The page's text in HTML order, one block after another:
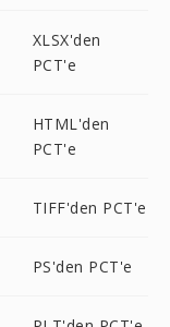
XLSX'den
PCT'e
HTML'den
PCT'e
TIFF'den PCT'e
PS'den PCT'e